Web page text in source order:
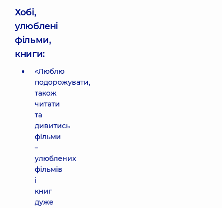
Хобі,
улюблені
фільми,
книги:
«Люблю
подорожувати,
також
читати
та
дивитись
фільми
–
улюблених
фільмів
і
книг
дуже